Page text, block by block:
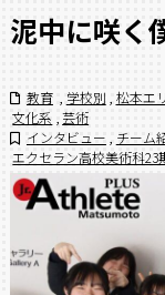
泥中に咲
教育
学校別 , 松本エ
文化系 芸術
インタビュー , チーム
エクセラン高校美術科23